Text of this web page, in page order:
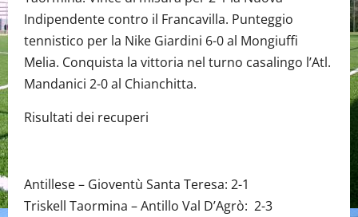
Indipendente contro il Francavilla. Punteggio
tennistico per la Nike Giardini 6-0 al Mongiuffi
Melia. Conquista la vittoria nel turno casalingo l’Atl.
Mandanici 2-0 al Chianchitta.
Risultati dei recuperi
Antillese – Gioventù Santa Teresa: 2-1
Triskell Taormina – Antillo Val D’Agrò: 2-3